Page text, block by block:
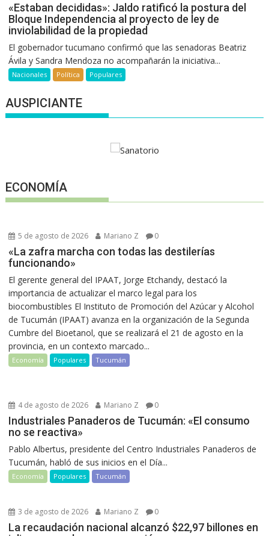
«Estaban decididas»: Jaldo ratificó la postura del
Bloque Independencia al proyecto de ley de
inviolabilidad de la propiedad
El gobernador tucumano confirmó que las senadoras Beatriz
Ávila y Sandra Mendoza no acompañarán la iniciativa...
Nacionales Política Populares
AUSPICIANTE
ECONOMÍA
5 de agosto de 2026 Mariano Z 0
«La zafra marcha con todas las destilerías
funcionando»
El gerente general del IPAAT, Jorge Etchandy, destacó la
importancia de actualizar el marco legal para los
biocombustibles El Instituto de Promoción del Azúcar y Alcohol
de Tucumán (IPAAT) avanza en la organización de la Segunda
Cumbre del Bioetanol, que se realizará el 21 de agosto en la
provincia, en un contexto marcado...
Economía Populares Tucumán
4 de agosto de 2026 Mariano Z 0
Industriales Panaderos de Tucumán: «El consumo
no se reactiva»
Pablo Albertus, presidente del Centro Industriales Panaderos de
Tucumán, habló de sus inicios en el Día...
Economía Populares Tucumán
3 de agosto de 2026 Mariano Z 0
La recaudación nacional alcanzó $22,97 billones en